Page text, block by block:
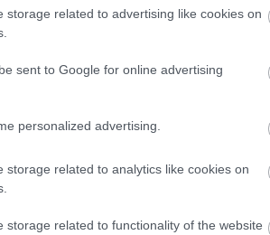
storage related to advertising like cookies on
sent to Google for online advertising
personalized advertising.
storage related to analytics like cookies on
storage related to functionality of the website
erről az időszakról is, és
igyekezett elterelni a
Christiannak is voltak